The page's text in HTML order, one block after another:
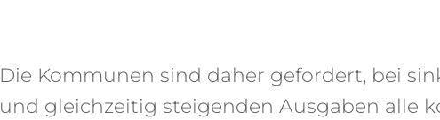
Die Kommunen sind daher gefordert, bei
und gleichzeitig steigenden Ausgaben alle